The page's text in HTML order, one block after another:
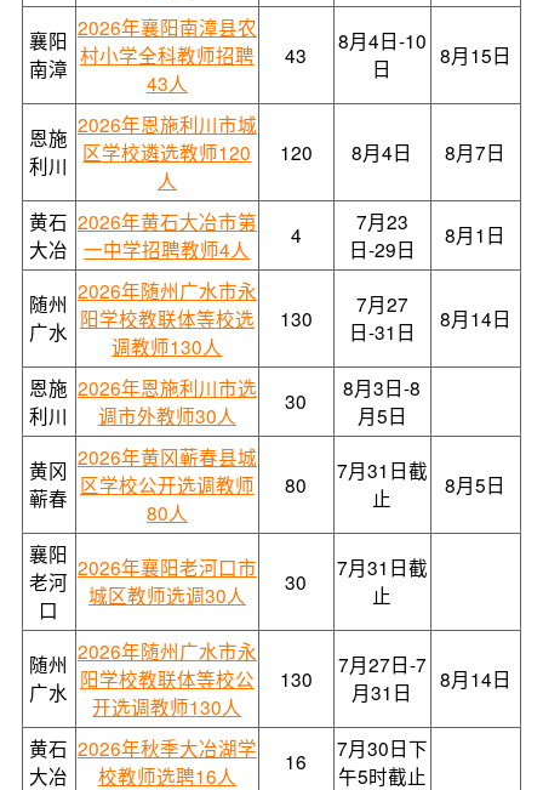
襄阳
南漳
2026年襄阳南漳县农
村小学全科教师招聘
43人
43
8月4日-10
日
8月15日
恩施
利川
2026年恩施利川市城
区学校遴选教师120
人
120 8月4日 8月7日
黄石
大冶
2026年黄石大冶市第
一中学招聘教师4人
4
7月23
日-29日
8月1日
随州
广水
2026年随州广水市永
阳学校教联体等校选
调教师130人
130
7月27
日-31日
8月14日
恩施
利川
2026年恩施利川市选
调市外教师30人
30
8月3日-8
月5日
黄冈
蕲春
2026年黄冈蕲春县城
区学校公开选调教师
80人
80
7月31日截
止
8月5日
襄阳
老河
口
2026年襄阳老河口市
城区教师选调30人
30
7月31日截
止
随州
广水
2026年随州广水市永
阳学校教联体等校公
开选调教师130人
130
7月27日-7
月31日
8月14日
黄石
大冶
2026年秋季大冶湖学
校教师选聘16人
16
7月30日下
午5时截止